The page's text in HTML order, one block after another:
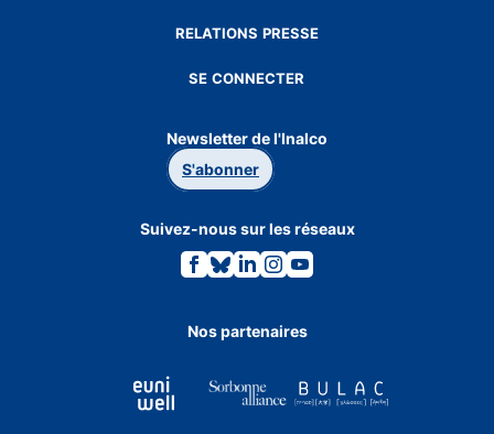
RELATIONS PRESSE
SE CONNECTER
Newsletter de l'Inalco
S'abonner
Suivez-nous sur les réseaux
Lien
vers
Facebook.
Lien
vers
Bluesky.
Lien
vers
Linkedin.
Lien
vers
Instagram.
Lien
vers
Youtube.
Nos partenaires